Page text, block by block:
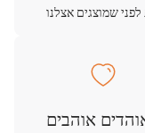
שמוצגים אצלנו
אוהבים